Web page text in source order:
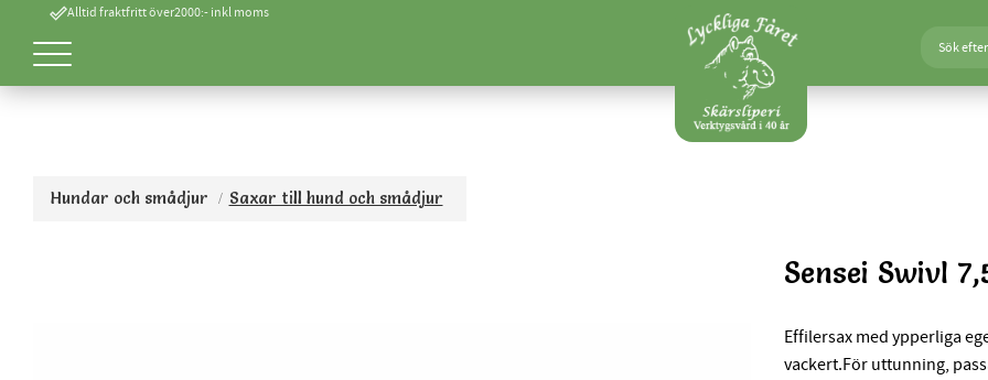
done_outlineAlltid fraktfritt över2000:- inkl moms
Hundar och smådjur Saxar till hund och smådjur
Sensei Swivl
Effilersax med ypperliga
vackert.För uttunning,